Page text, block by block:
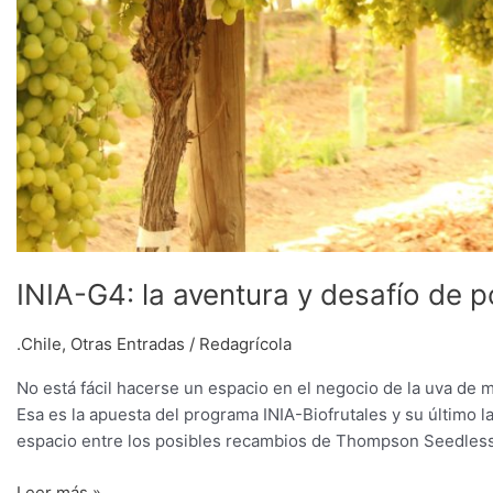
INIA-G4: la aventura y desafío de
.Chile, Otras Entradas / Redagrícola
No está fácil hacerse un espacio en el negocio de la uva
Esa es la apuesta del programa INIA-Biofrutales y su último
espacio entre los posibles recambios de Thompson